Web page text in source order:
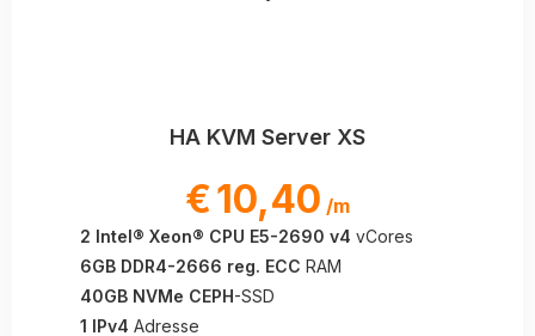
€10,40 /m
2 Intel® Xeon® CPU E5-2690 v4 vCores
6GB DDR4-2666 reg. ECCRAM
40GB NVMe CEPH-SSD
1 IPv4 Adresse
HA KVM Server XS